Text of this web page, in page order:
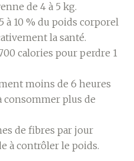
de 4 à 5 kg.
à 10 % du poids corporel
la santé.
calories pour perdre 1
moins de 6 heures
consommer plus de
de fibres par jour
à contrôler le poids.